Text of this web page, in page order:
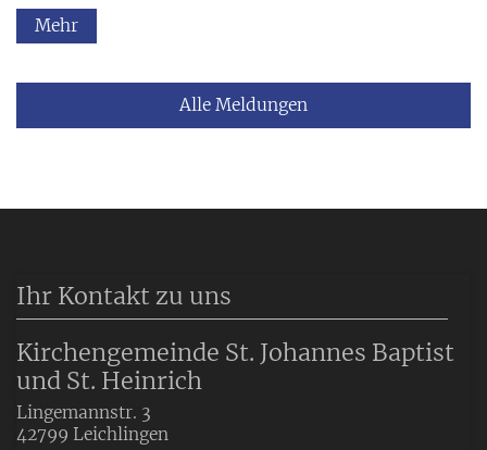
Mehr
Alle Meldungen
Ihr Kontakt zu uns
Kirchengemeinde St. Johannes Baptist
und St. Heinrich
Lingemannstr. 3
42799 Leichlingen